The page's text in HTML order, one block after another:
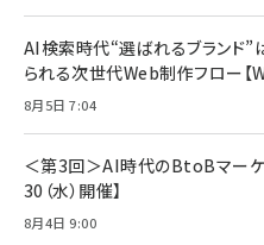
AI検索時代“選ばれるブランド
られる次世代Web制作フロー【
8月5日 7:04
＜第3回＞AI時代のBtoBマーケ
30（水）開催】
8月4日 9:00